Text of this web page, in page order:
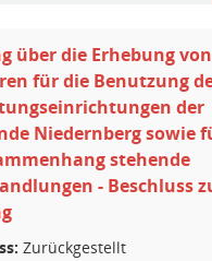
über die Erhebung von
für die Benutzung
der
Niedernberg sowie
stehende
- Beschluss
Zurückgestellt